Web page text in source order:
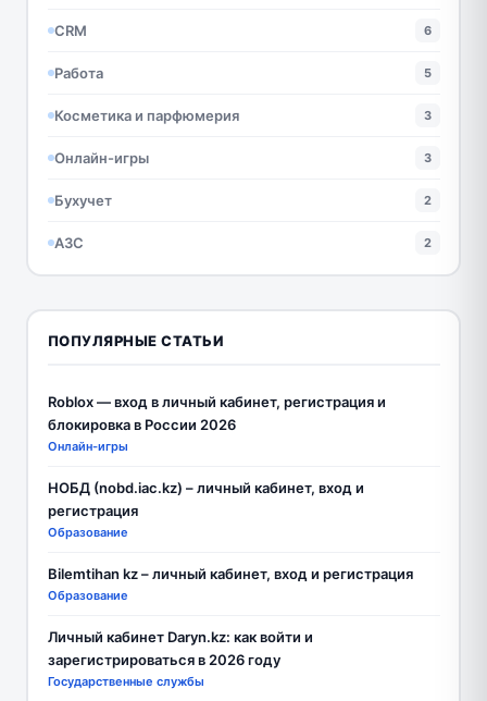
CRM 6
Работа 5
Косметика и парфюмерия 3
Онлайн-игры 3
Бухучет 2
АЗС 2
ПОПУЛЯРНЫЕ СТАТЬИ
Roblox — вход в личный кабинет, регистрация и
блокировка в России 2026
Онлайн-игры
НОБД (nobd.iac.kz) – личный кабинет, вход и
регистрация
Образование
Bilemtihan kz – личный кабинет, вход и регистрация
Образование
Личный кабинет Daryn.kz: как войти и
зарегистрироваться в 2026 году
Государственные службы